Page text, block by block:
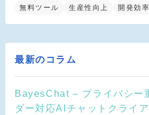
無料ツール
生産性向上 開発効
最新のコラム
BayesChat – プライバシー
ダー対応AIチャットクライア